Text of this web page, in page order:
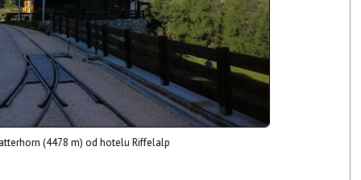
(4478 m) od hotelu Riffelalp